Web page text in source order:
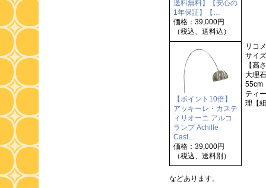
送料無料】【安心の
1年保証】【…
価格：39,000円
（税込、送料込）
【ポイント10倍】
アッキーレ・カステ
ィリオーニ アルコ
ランプ Achille
Cast…
価格：39,000円
（税込、送料別）
リコ
サイ
【高
大理
55cm
ティ
理【
などあります。